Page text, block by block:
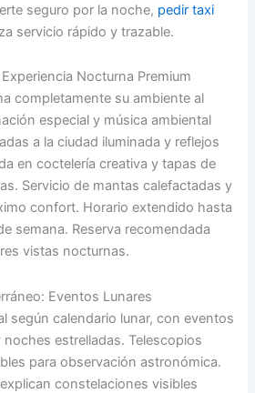
seguro por la noche, pedir taxi
servicio rápido y trazable.
Nocturna Premium
completamente su ambiente al
especial y música ambiental
a la ciudad iluminada y reflejos
en coctelería creativa y tapas de
Servicio de mantas calefactadas y
confort. Horario extendido hasta
semana. Reserva recomendada
vistas nocturnas.
Eventos Lunares
según calendario lunar, con eventos
estrelladas. Telescopios
para observación astronómica.
constelaciones visibles